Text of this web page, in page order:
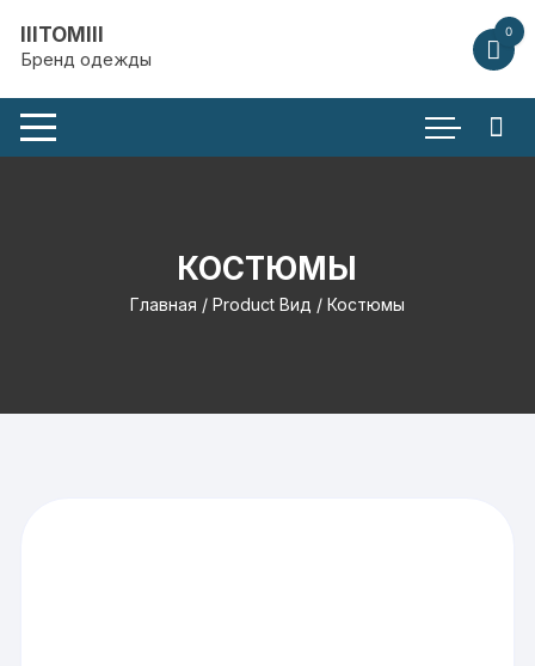
содержимому
IIITOMIII
Бренд одежды
0
КОСТЮМЫ
Главная / Product Вид / Костюмы